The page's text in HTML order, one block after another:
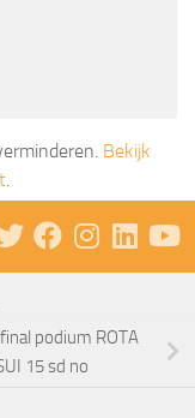
Bekijk
.
podium ROTA
15 sd no